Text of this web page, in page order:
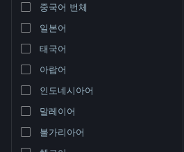
언어 변경
Steam 모바일 앱 다운로드
PC 웹사이트 보기
중국어 번체
일본어
태국어
아랍어
인도네시아어
말레이어
불가리아어
검색 결과가 1개 있습니다. 환경 설정에 따라
었습니다.